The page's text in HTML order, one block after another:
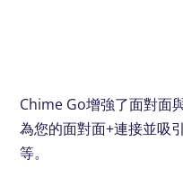
Chime Go增強了面對面
為您的面對面+連接並吸
等。